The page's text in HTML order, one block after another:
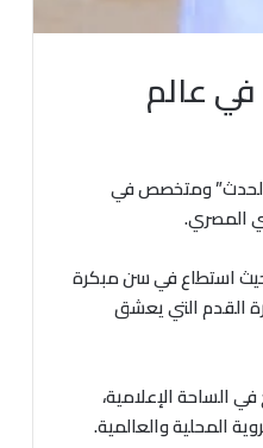
عالم
يعمل في جريدة “قلب الحدث” ومتخصص في
المصري.
حيث استطاع في سن مبكرة
القدم التي يعشق
في الساحة الإعلامية،
المحلية والعالمية.